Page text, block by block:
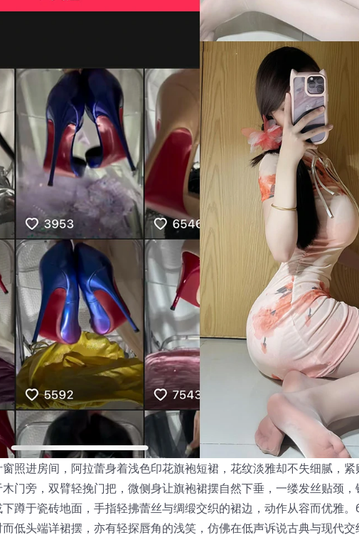
照进房间，阿拉蕾身着浅色印花旗袍短裙，花纹淡雅却不失细腻，
门旁，双臂轻挽门把，微侧身让旗袍裙摆自然下垂，一缕发丝贴颈
蹲于瓷砖地面，手指轻拂蕾丝与绸缎交织的裙边，动作从容而优雅
低头端详裙摆，亦有轻探唇角的浅笑，仿佛在低声诉说古典与现代交